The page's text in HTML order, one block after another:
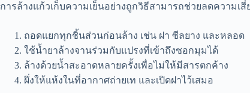
การล้างแก้วเก็บความเย็นอย่างถูกวิธีสามารถช่วยลดความ
ถอดแยกทุกชิ้นส่วนก่อนล้าง เช่น ฝา ซีลยาง และหลอด
ใช้น้ำยาล้างจานร่วมกับแปรงที่เข้าถึงซอกมุมได้
ล้างด้วยน้ำสะอาดหลายครั้งเพื่อไม่ให้มีสารตกค้าง
ผึ่งให้แห้งในที่อากาศถ่ายเท และเปิดฝาไว้เสมอ